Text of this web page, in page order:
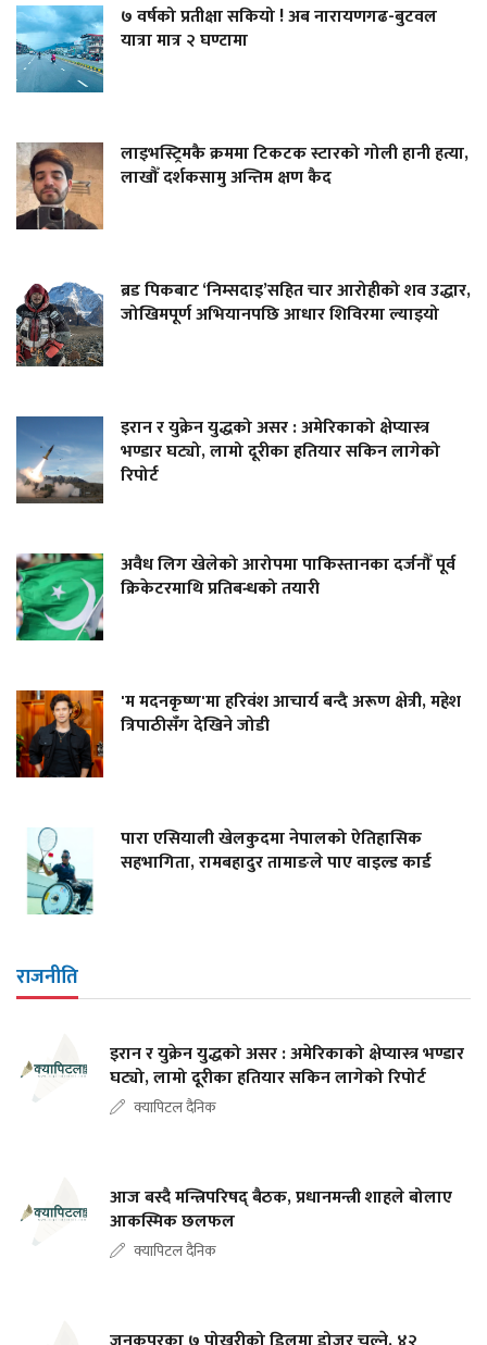
७ वर्षको प्रतीक्षा सकियो ! अब नारायणगढ-बुटवल
यात्रा मात्र २ घण्टामा
लाइभस्ट्रिमकै क्रममा टिकटक स्टारको गोली हानी हत्या,
लाखौँ दर्शकसामु अन्तिम क्षण कैद
ब्रड पिकबाट ‘निम्सदाइ’सहित चार आरोहीको शव उद्धार,
जोखिमपूर्ण अभियानपछि आधार शिविरमा ल्याइयो
इरान र युक्रेन युद्धको असर : अमेरिकाको क्षेप्यास्त्र
भण्डार घट्यो, लामो दूरीका हतियार सकिन लागेको
रिपोर्ट
अवैध लिग खेलेको आरोपमा पाकिस्तानका दर्जनौँ पूर्व
क्रिकेटरमाथि प्रतिबन्धको तयारी
'म मदनकृष्ण'मा हरिवंश आचार्य बन्दै अरूण क्षेत्री, महेश
त्रिपाठीसँग देखिने जोडी
पारा एसियाली खेलकुदमा नेपालको ऐतिहासिक
सहभागिता, रामबहादुर तामाङले पाए वाइल्ड कार्ड
राजनीति
इरान र युक्रेन युद्धको असर : अमेरिकाको क्षेप्यास्त्र भण्डार
घट्यो, लामो दूरीका हतियार सकिन लागेको रिपोर्ट
क्यापिटल दैनिक
आज बस्दै मन्त्रिपरिषद् बैठक, प्रधानमन्त्री शाहले बोलाए
आकस्मिक छलफल
क्यापिटल दैनिक